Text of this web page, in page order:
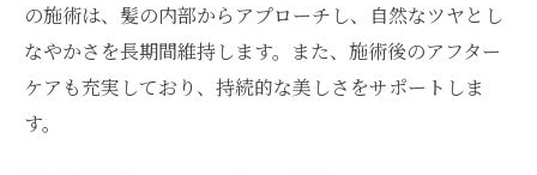
の施術は、髪の内部からアプローチし、自然なツヤとし
なやかさを長期間維持します。また、施術後のアフター
ケアも充実しており、持続的な美しさをサポートしま
す。